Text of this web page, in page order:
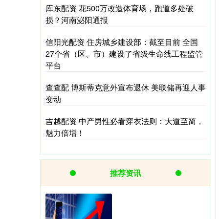
库东配资 花500万改造体育场，跑道多处破
损？河南泌阳通报
信阳光配资 住房城乡建设部：截至目前 全国
27个省（区、市）建设了省级生命线工程监管
平台
查查配 博斯蒂克意外宣布退休 美联储再迎人事
变动
吉越配资 中产男性必看穿衣法则：大道至简，
魅力倍增！
推荐资讯